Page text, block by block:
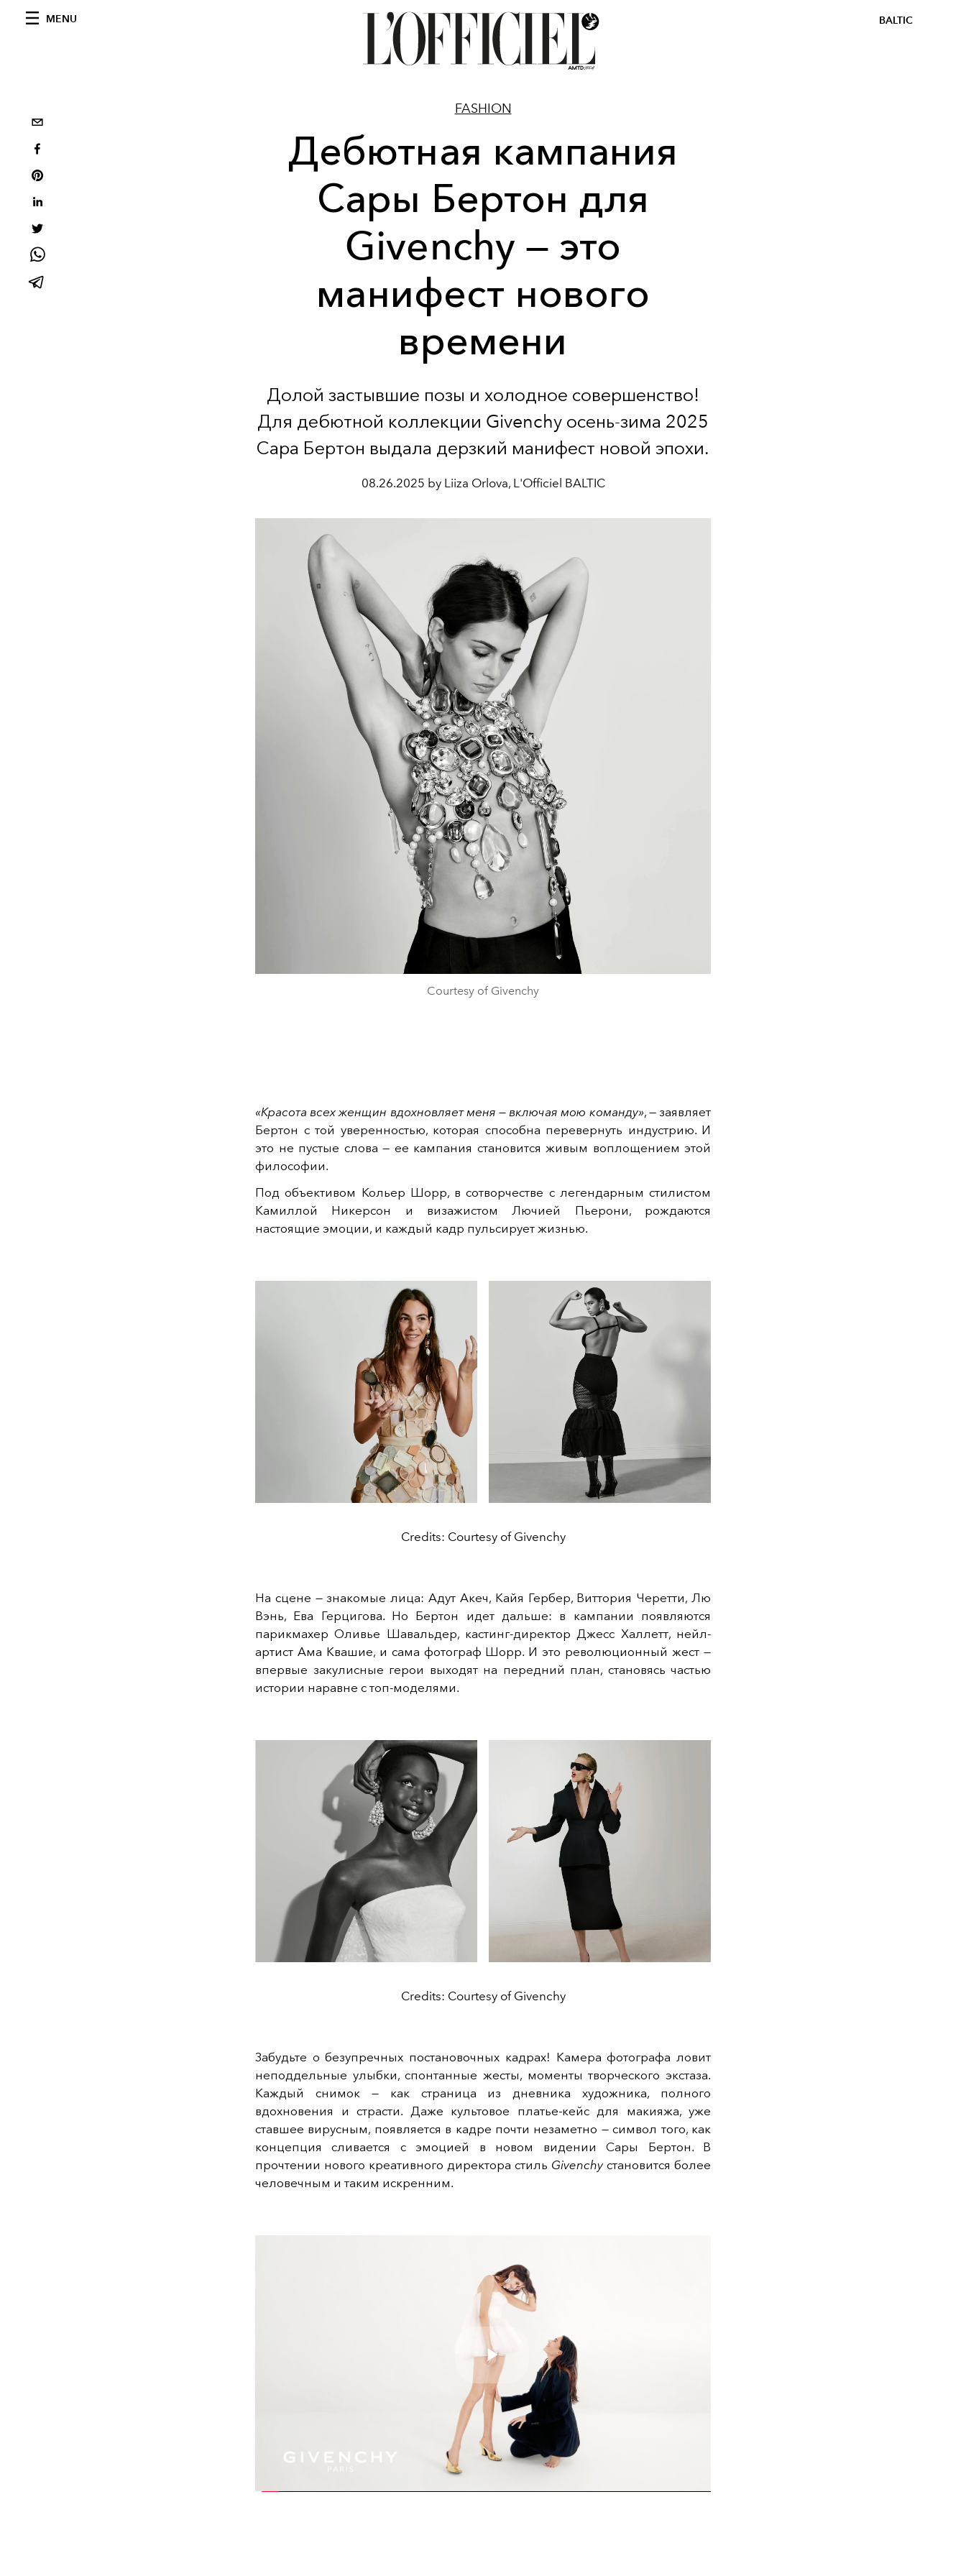
MENU BALTIC
FASHION
Дебютная кампания
Сары Бертон для
Givenchy — это
манифест нового
времени
Долой застывшие позы и холодное совершенство!
Для дебютной коллекции Givenchy осень-зима 2025
Сара Бертон выдала дерзкий манифест новой эпохи.
08.26.2025 by Liiza Orlova, L'Officiel BALTIC
Courtesy of Givenchy
«Красота всех женщин вдохновляет меня — включая мою команду», — заявляет
Бертон с той уверенностью, которая способна перевернуть индустрию. И
это не пустые слова — ее кампания становится живым воплощением этой
философии.
Под объективом Кольер Шорр, в сотворчестве с легендарным стилистом
Камиллой Никерсон и визажистом Лючией Пьерони, рождаются
настоящие эмоции, и каждый кадр пульсирует жизнью.
Credits: Courtesy of Givenchy
На сцене — знакомые лица: Адут Акеч, Кайя Гербер, Виттория Черетти, Лю
Вэнь, Ева Герцигова. Но Бертон идет дальше: в кампании появляются
парикмахер Оливье Шавальдер, кастинг-директор Джесс Халлетт, нейл-
артист Ама Квашие, и сама фотограф Шорр. И это революционный жест —
впервые закулисные герои выходят на передний план, становясь частью
истории наравне с топ-моделями.
Credits: Courtesy of Givenchy
Забудьте о безупречных постановочных кадрах! Камера фотографа ловит
неподдельные улыбки, спонтанные жесты, моменты творческого экстаза.
Каждый снимок — как страница из дневника художника, полного
вдохновения и страсти. Даже культовое платье-кейс для макияжа, уже
ставшее вирусным, появляется в кадре почти незаметно — символ того, как
концепция сливается с эмоцией в новом видении Сары Бертон. В
прочтении нового креативного директора стиль Givenchyстановится более
человечным и таким искренним.
Play
Video